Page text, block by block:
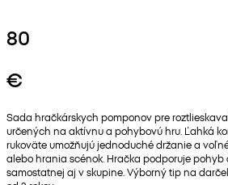
80
€
Sada hračkárskych pomponov pre
určených na aktívnu a pohybovú hru. Ľahká
rukoväte umožňujú jednoduché držanie a
alebo hrania scénok. Hračka podporuje pohyb
samostatnej aj v skupine. Výborný tip na